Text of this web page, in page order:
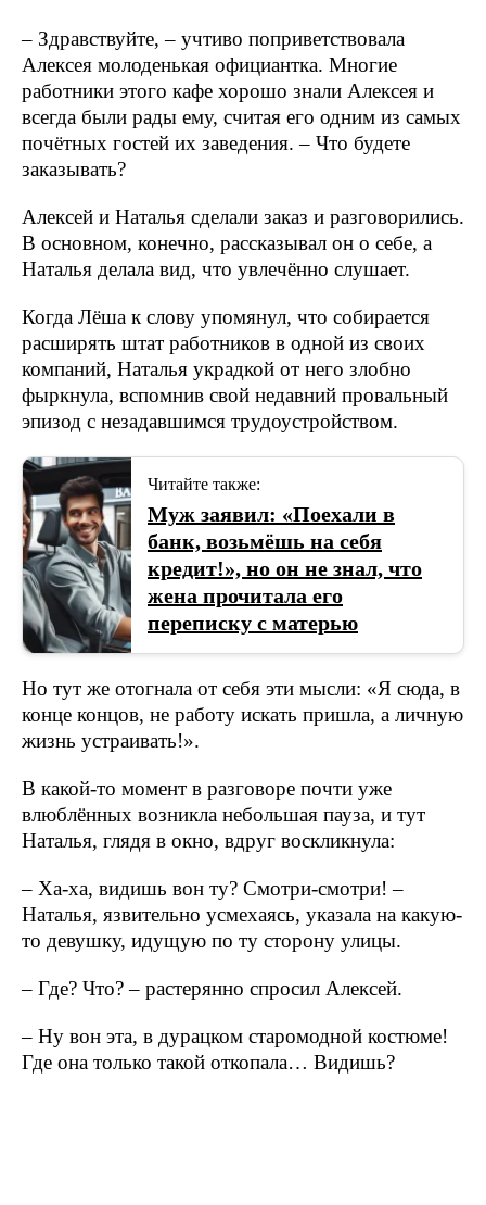
– Здравствуйте, – учтиво поприветствовала
Алексея молоденькая официантка. Многие
работники этого кафе хорошо знали Алексея и
всегда были рады ему, считая его одним из самых
почётных гостей их заведения. – Что будете
заказывать?
Алексей и Наталья сделали заказ и разговорились.
В основном, конечно, рассказывал он о себе, а
Наталья делала вид, что увлечённо слушает.
Когда Лёша к слову упомянул, что собирается
расширять штат работников в одной из своих
компаний, Наталья украдкой от него злобно
фыркнула, вспомнив свой недавний провальный
эпизод с незадавшимся трудоустройством.
Читайте также:
Муж заявил: «Поехали в
банк, возьмёшь на себя
кредит!», но он не знал, что
жена прочитала его
переписку с матерью
Но тут же отогнала от себя эти мысли: «Я сюда, в
конце концов, не работу искать пришла, а личную
жизнь устраивать!».
В какой-то момент в разговоре почти уже
влюблённых возникла небольшая пауза, и тут
Наталья, глядя в окно, вдруг воскликнула:
– Ха-ха, видишь вон ту? Смотри-смотри! –
Наталья, язвительно усмехаясь, указала на какую-
то девушку, идущую по ту сторону улицы.
– Где? Что? – растерянно спросил Алексей.
– Ну вон эта, в дурацком старомодной костюме!
Где она только такой откопала… Видишь?